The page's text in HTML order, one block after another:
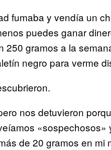
fumaba y vendía un
puedes ganar
250 gramos a la
negro para verme
nos detuvieron
«sospechosos»
de 20 gramos en mi